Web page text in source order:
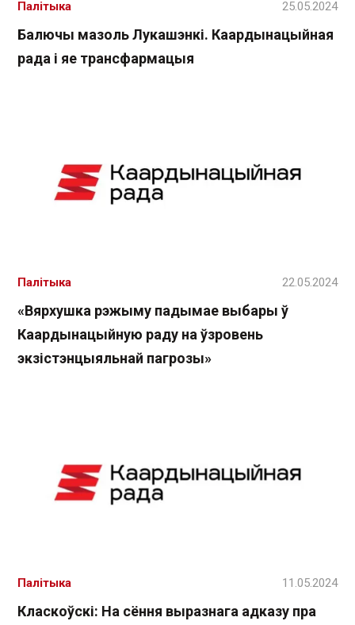
Балючы мазоль Лукашэнкі. Каардынацыйная
рада і яе трансфармацыя
Палітыка 25.05.2024
«Вярхушка рэжыму падымае выбары ў
Каардынацыйную раду на ўзровень
экзістэнцыяльнай пагрозы»
Палітыка 22.05.2024
Класкоўскі: На сёння выразнага адказу пра
Палітыка 11.05.2024